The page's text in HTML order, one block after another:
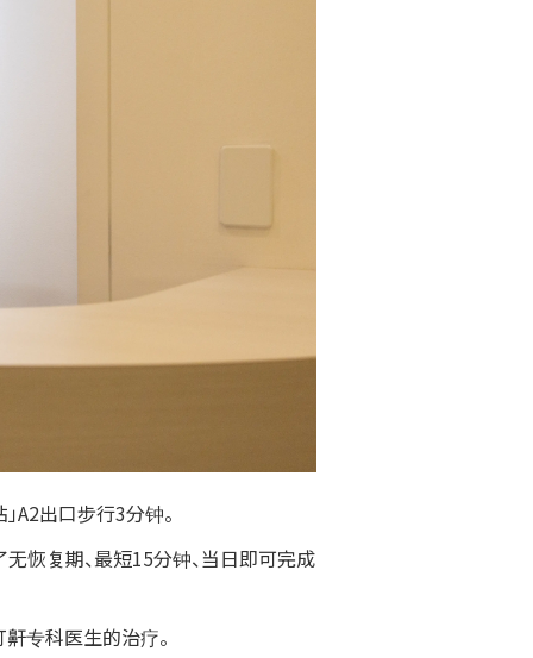
A2出口步行3分钟。
恢复期、最短15分钟、当日即可完成
专科医生的治疗。